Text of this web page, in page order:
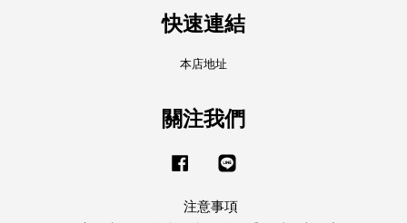
快速連結
本店地址
關注我們
Facebook
注意事項